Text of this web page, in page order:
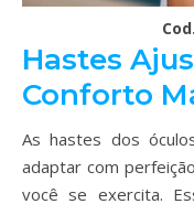
Hastes
Conforto
As hastes dos
adaptar com
você se exercita.